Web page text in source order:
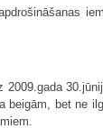
beigām, bet ne